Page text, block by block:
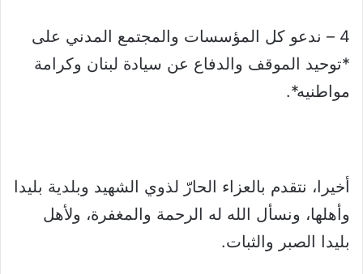
4 – ندعو كل المؤسسات والمجتمع المدني على
*توحيد الموقف والدفاع عن سيادة لبنان وكرامة
مواطنيه*.
أخيرا، نتقدم بالعزاء الحارّ لذوي الشهيد وبلدية بليدا
وأهلها، ونسأل الله له الرحمة والمغفرة، ولأهل
بليدا الصبر والثبات.